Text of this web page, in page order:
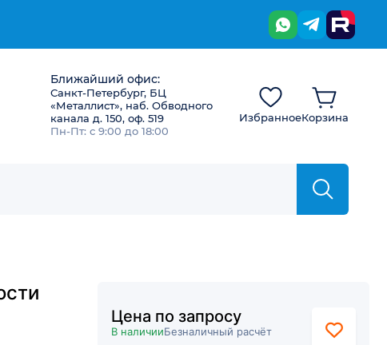
Ближайший офис:
Санкт-Петербург, БЦ
«Металлист», наб. Обводного
канала д. 150, оф. 519
Пн-Пт: с 9:00 до 18:00
ИзбранноеКорзина
Цена по запросу
В наличииБезналичный расчёт